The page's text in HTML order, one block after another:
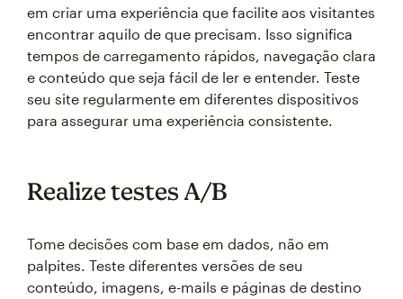
em criar uma experiência que facilite aos visitantes
encontrar aquilo de que precisam. Isso significa
tempos de carregamento rápidos, navegação clara
e conteúdo que seja fácil de ler e entender. Teste
seu site regularmente em diferentes dispositivos
para assegurar uma experiência consistente.
Realize testes A/B
Tome decisões com base em dados, não em
palpites. Teste diferentes versões de seu
conteúdo, imagens, e-mails e páginas de destino